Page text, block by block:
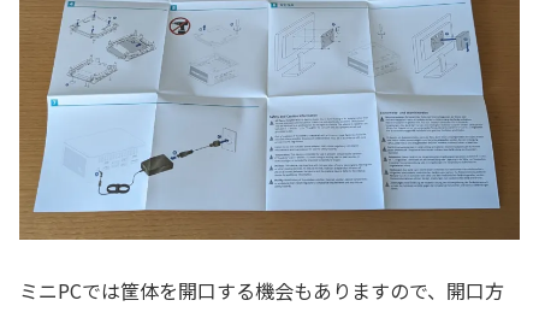
ミニPCでは筐体を開口する機会もありますので、開口方